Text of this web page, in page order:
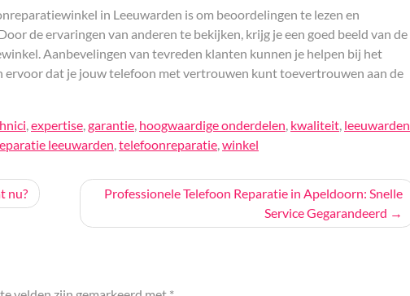
in Leeuwarden is om beoordelingen te lezen en
de ervaringen van anderen te bekijken, krijg je een goed beeld van de
Aanbevelingen van tevreden klanten kunnen je helpen bij het
ervoor dat je jouw telefoon met vertrouwen kunt toevertrouwen aan de
,expertise,garantie, hoogwaardige onderdelen, kwaliteit, leeuwarden
leeuwarden,telefoonreparatie,winkel
nu?
Professionele Telefoon Reparatie in Apeldoorn: Snelle
Service Gegarandeerd